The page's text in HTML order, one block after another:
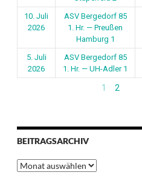
10. Juli
2026
ASV Bergedorf 85
1. Hr. — Preußen
Hamburg 1
5. Juli
2026
ASV Bergedorf 85
1. Hr. — UH-Adler 1
1 2
BEITRAGSARCHIV
Beitragsarchiv